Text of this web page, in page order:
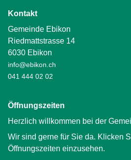
Kontakt
Gemeinde Ebikon
Riedmattstrasse 14
6030 Ebikon
info@ebikon.ch
041 444 02 02
Öffnungszeiten
Herzlich willkommen bei der
Wir sind gerne für Sie da. Klicken
Öffnungszeiten einzusehen.